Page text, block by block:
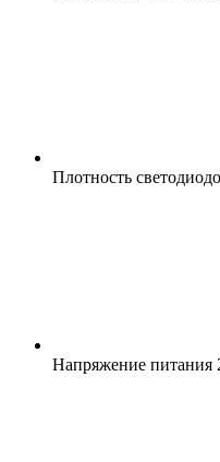
Плотность
Напряжение питания